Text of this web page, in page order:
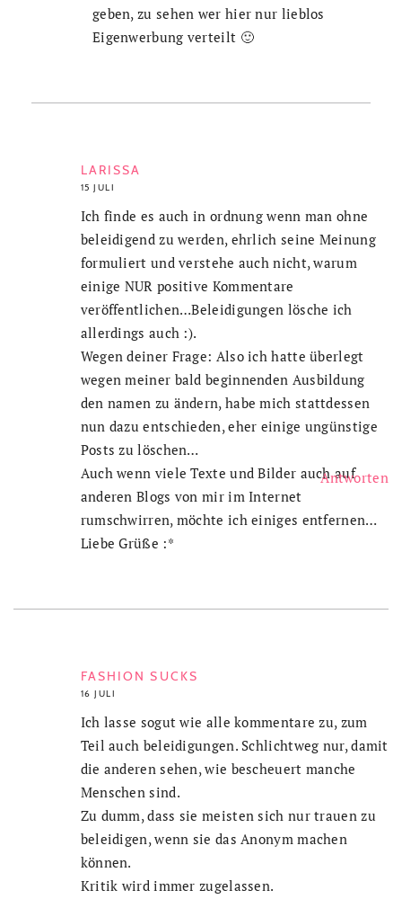
geben, zu sehen wer hier nur lieblos
Eigenwerbung verteilt 🙂
LARISSA
15 JULI
Ich finde es auch in ordnung wenn man ohne
beleidigend zu werden, ehrlich seine Meinung
formuliert und verstehe auch nicht, warum
einige NUR positive Kommentare
veröffentlichen…Beleidigungen lösche ich
allerdings auch :).
Wegen deiner Frage: Also ich hatte überlegt
wegen meiner bald beginnenden Ausbildung
den namen zu ändern, habe mich stattdessen
nun dazu entschieden, eher einige ungünstige
Posts zu löschen…
Auch wenn viele Texte und Bilder auch auf
anderen Blogs von mir im Internet
rumschwirren, möchte ich einiges entfernen…
Liebe Grüße :*
FASHION SUCKS
16 JULI
Antworten
Ich lasse sogut wie alle kommentare zu, zum
Teil auch beleidigungen. Schlichtweg nur, damit
die anderen sehen, wie bescheuert manche
Menschen sind.
Zu dumm, dass sie meisten sich nur trauen zu
beleidigen, wenn sie das Anonym machen
können.
Kritik wird immer zugelassen.